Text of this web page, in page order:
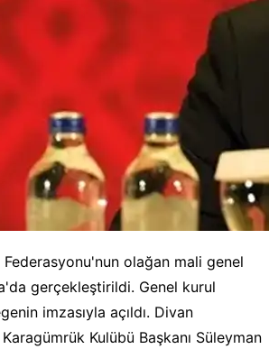
olağan mali genel
gerçekleştirildi. Genel kurul
imzasıyla açıldı. Divan
Karagümrük Kulübü Başkanı Süleyman